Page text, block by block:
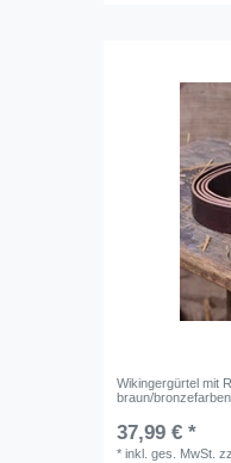
Wikingergürtel mit
braun/
37,99 € *
*inkl. ges. MwSt.